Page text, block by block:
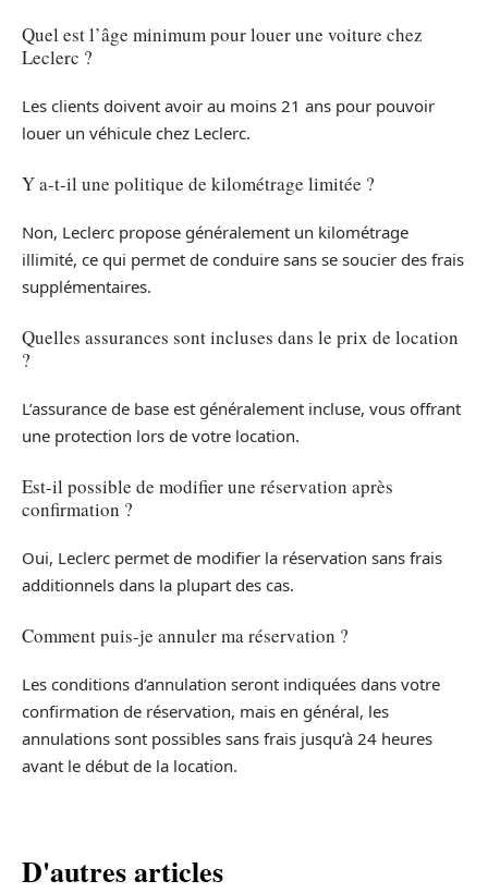
Quel est l’âge minimum pour louer une voiture chez
Leclerc ?
Les clients doivent avoir au moins 21 ans pour pouvoir
louer un véhicule chez Leclerc.
Y a-t-il une politique de kilométrage limitée ?
Non, Leclerc propose généralement un kilométrage
illimité, ce qui permet de conduire sans se soucier des frais
supplémentaires.
Quelles assurances sont incluses dans le prix de location
?
L’assurance de base est généralement incluse, vous offrant
une protection lors de votre location.
Est-il possible de modifier une réservation après
confirmation ?
Oui, Leclerc permet de modifier la réservation sans frais
additionnels dans la plupart des cas.
Comment puis-je annuler ma réservation ?
Les conditions d’annulation seront indiquées dans votre
confirmation de réservation, mais en général, les
annulations sont possibles sans frais jusqu’à 24 heures
avant le début de la location.
D'autres articles